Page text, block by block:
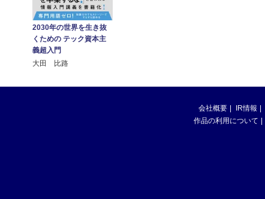
2030年の世界を生き抜
くための テック資本主
義超入門
大田 比路
会社概要 IR情報
作品の利用について